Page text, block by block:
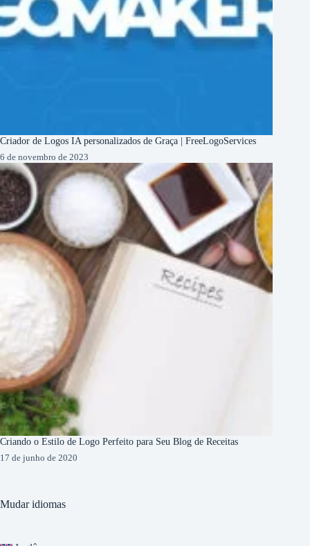
Criador de Logos IA personalizados de Graça | FreeLogoServices
6 de novembro de 2023
Criando o Estilo de Logo Perfeito para Seu Blog de Receitas
17 de junho de 2020
Mudar idiomas